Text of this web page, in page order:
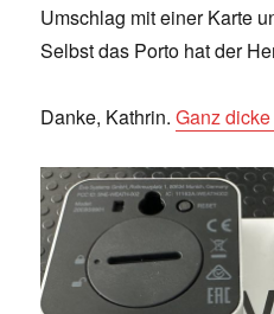
Umschlag mit einer Karte
Selbst das Porto hat der
Danke, Kathrin.Ganz